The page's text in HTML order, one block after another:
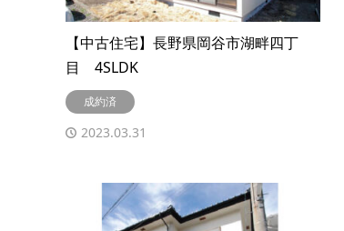
【中古住宅】長野県岡谷市湖畔四丁
目 4SLDK
成約済
2023.03.31